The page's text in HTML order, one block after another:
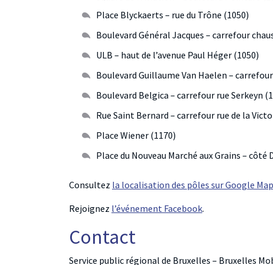
Place Blyckaerts – rue du Trône (1050)
Boulevard Général Jacques – carrefour
ULB – haut de l’avenue Paul Héger (1050)
Boulevard Guillaume Van Haelen –
Boulevard Belgica – carrefour rue Serkeyn
Rue Saint Bernard – carrefour rue de la
Place Wiener (1170)
Place du Nouveau Marché aux Grains – côté
Consultez la localisation des pôles sur Google
Rejoignez l’événement Facebook.
Contact
Service public régional de Bruxelles – Bruxelles